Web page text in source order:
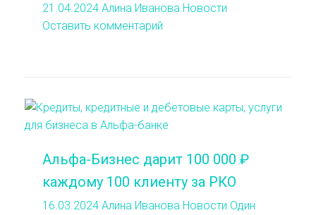
21.04.2024 Алина Иванова Новости
Оставить комментарий
Альфа-Бизнес дарит 100 000 ₽
каждому 100 клиенту за РКО
16.03.2024 Алина Иванова Новости Один